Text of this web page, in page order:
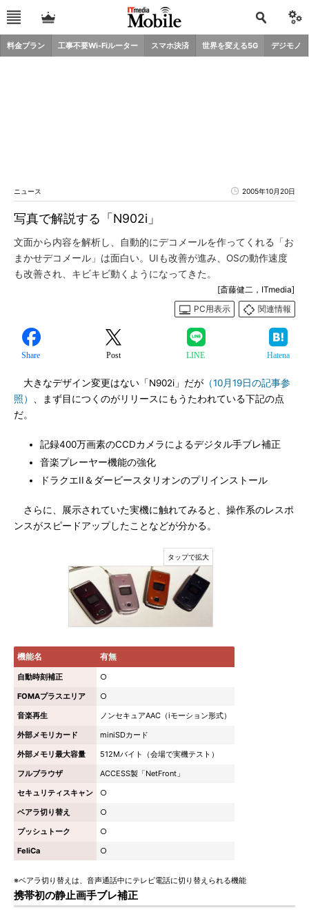
料金プラン 工事不要Wi-Fiルーター スマホ決済 世界を変える5G デジモノ
ニュース 2005年10月20日
写真で解説する「N902i」
文面から内容を解析し、自動的にデコメールを作ってくれる「お
まかせデコメール」は面白い。UIも改善が進み、OSの動作速度
も改善され、キビキビ動くようになってきた。
[斎藤健二，ITmedia]
PC用表示
関連情報
Share Post LINE Hatena
大きなデザイン変更はない「N902i」だが （10月19日の記事参
照）
、まず目につくのがリリースにもうたわれている下記の点
だ。
記録400万画素のCCDカメラによるデジタル手ブレ補正
音楽プレーヤー機能の強化
ドラクエII＆ダービースタリオンのプリインストール
さらに、展示されていた実機に触れてみると、操作系のレスポ
ンスがスピードアップしたことなどが分かる。
機能名 有無
自動時刻補正
○
FOMAプラスエリア
○
音楽再生
ノンセキュアAAC（iモーション形式）
外部メモリカード
miniSDカード
外部メモリ最大容量
512Mバイト（会場で実機テスト）
フルブラウザ
ACCESS製「NetFront」
セキュリティスキャン
○
ベアラ切り替え
○
プッシュトーク
○
FeliCa
○
※ベアラ切り替えは、音声通話中にテレビ電話に切り替えられる機能
携帯初の静止画手ブレ補正